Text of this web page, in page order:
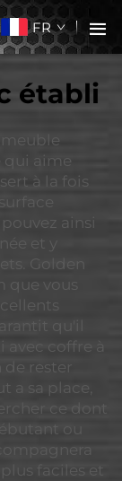
FR
établi
meuble
qui aime
à la fois
ainsi
et y
Golden
que vous
qu'il
avec coffre à
de rester
a sa place,
ce dont
ou
faciles et